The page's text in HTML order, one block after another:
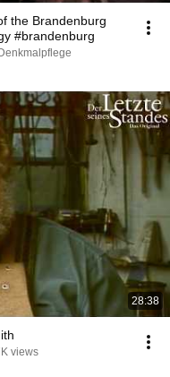
the Brandenburg
#brandenburg
28:38
views